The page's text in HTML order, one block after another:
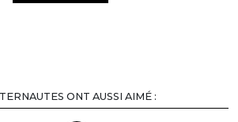
ONT AUSSI AIMÉ :